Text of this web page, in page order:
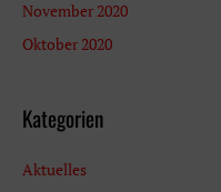
November 2020
Oktober 2020
Kategorien
Aktuelles